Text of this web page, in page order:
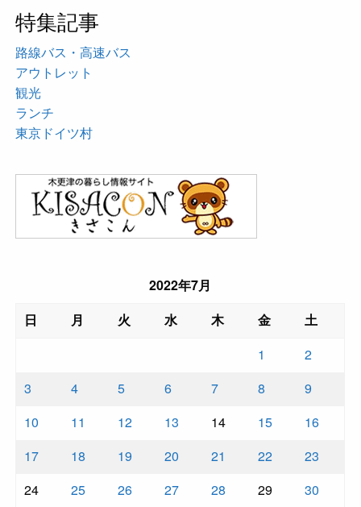
特集記事
路線バス・高速バス
アウトレット
観光
ランチ
東京ドイツ村
2022年7月
日
月 火 水 木 金
土
1
2
3
4 5 6 7 8
9
10
11 12 13 14 15
16
17
18 19 20 21 22
23
24
25 26 27 28 29
30